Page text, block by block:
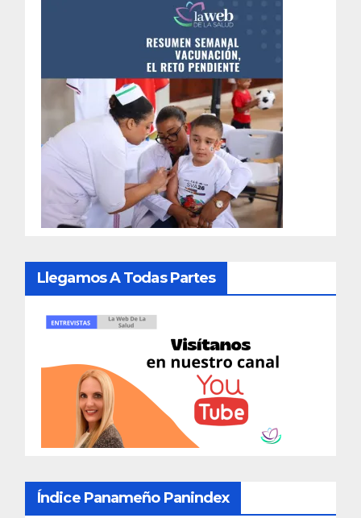
Llegamos A Todas Partes
Índice Panameño Panindex